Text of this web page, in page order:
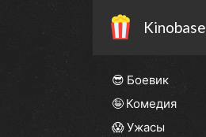
Kinobase
😎 Боевик
🤪 Комедия
😱 Ужасы